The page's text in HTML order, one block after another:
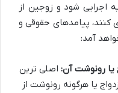
اجرایی شود و زوجین از
کنند، پیامدهای حقوقی و
آمد:
یا رونوشت آن: اصلی ترین
یا هرگونه رونوشت از